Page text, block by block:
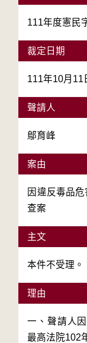
111年度憲民
裁定日期
111年10月11
聲請人
鄔育峰
案由
因違反毒品
查案
主文
本件不受理。
理由
一、聲請人
最高法院102